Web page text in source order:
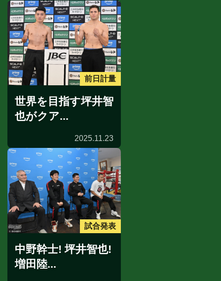
前日計量
世界を目指す坪井智
也がクア...
2025.11.23
試合発表
中野幹士! 坪井智也!
増田陸...